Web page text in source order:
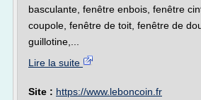
basculante, fenêtre enbois, fenêtre
coupole, fenêtre de toit, fenêtre de
guillotine,...
Lire la suite
Site : https://www.leboncoin.fr